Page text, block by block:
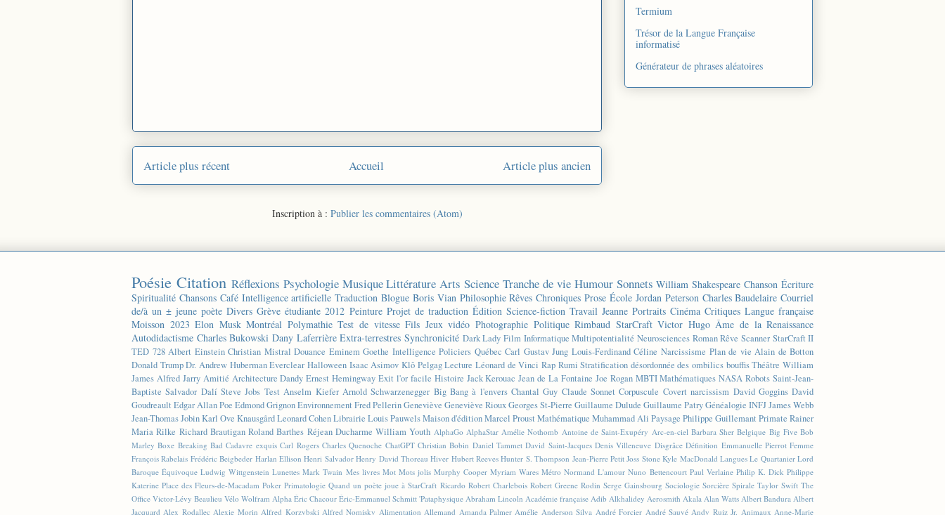
Article plus récent Article plus ancien
Accueil
Inscription à : Publier les commentaires (Atom)
Termium
Trésor de la Langue Française
informatisé
Générateur de phrases aléatoires
Poésie Citation Réflexions Psychologie Musique Littérature Arts Science Tranche de vie Humour Sonnets William Shakespeare Chanson Écriture
Spiritualité Chansons Café Intelligence artificielle Traduction Blogue Boris Vian Philosophie Rêves Chroniques Prose École Jordan Peterson Charles Baudelaire Courriel
de/à un ± jeune poète Divers Grève étudiante 2012 Peinture Projet de traduction Édition Science-fiction Travail Jeanne Portraits Cinéma Critiques Langue française
Moisson 2023 Elon Musk Montréal Polymathie Test de vitesse Fils Jeux vidéo Photographie Politique Rimbaud StarCraft Victor Hugo Âme de la Renaissance
Autodidactisme Charles Bukowski Dany Laferrière Extra-terrestres Synchronicité Dark Lady Film Informatique Multipotentialité Neurosciences Roman Rêve Scanner StarCraft II
TED 728 Albert Einstein Christian Mistral Douance Eminem Goethe Intelligence Policiers Québec Carl Gustav Jung Louis-Ferdinand Céline Narcissisme Plan de vie Alain de Botton
Donald Trump Dr. Andrew Huberman Everclear Halloween Isaac Asimov Klô Pelgag Lecture Léonard de Vinci Rap Rumi Stratification désordonnée des ombilics bouffis Théâtre William
James Alfred Jarry Amitié Architecture Dandy Ernest Hemingway Exit l'or facile Histoire Jack Kerouac Jean de La Fontaine Joe Rogan MBTI Mathématiques NASA Robots Saint-Jean-
Baptiste Salvador Dalí Steve Jobs Test Anselm Kiefer Arnold Schwarzenegger Big Bang à l'envers Chantal Guy Claude Sonnet Corpuscule Covert narcissism David Goggins David
Goudreault Edgar Allan Poe Edmond GrignonEnvironnement Fred PellerinGeneviève Geneviève RiouxGeorges St-Pierre Guillaume Dulude Guillaume PatryGénéalogie INFJJames Webb
Jean-Thomas JobinKarl Ove KnausgårdLeonard CohenLibrairie Louis PauwelsMaison d'éditionMarcel Proust Mathématique Muhammad Ali Paysage Philippe Guillemant Primate Rainer
Maria Rilke Richard Brautigan Roland Barthes Réjean Ducharme William Youth AlphaGo AlphaStar Amélie Nothomb Antoine de Saint-Exupéry Arc-en-ciel Barbara Sher Belgique Big Five Bob
Marley Boxe Breaking Bad Cadavre exquis Carl Rogers Charles Quenoche ChatGPT Christian Bobin Daniel Tammet David Saint-Jacques Denis Villeneuve Disgrâce Définition Emmanuelle Pierrot Femme
François Rabelais Frédéric Beigbeder Harlan Ellison Henri Salvador Henry David Thoreau Hiver Hubert Reeves Hunter S. Thompson Jean-Pierre Petit Joss Stone Kyle MacDonald Langues Le Quartanier Lord
Baroque Équivoque Ludwig Wittgenstein Lunettes Mark Twain Mes livres Mot Mots jolis Murphy Cooper Myriam Wares Métro Normand L'amour Nuno Bettencourt Paul Verlaine Philip K. Dick Philippe
Katerine Place des Fleurs-de-Macadam Poker Primatologie Quand un poète joue à StarCraft Ricardo Robert Charlebois Robert Greene Rodin Serge Gainsbourg Sociologie Sorcière Spirale Taylor Swift The
Office Victor-Lévy Beaulieu Vélo Wolfram Alpha Éric Chacour Éric-Emmanuel Schmitt 'Pataphysique Abraham Lincoln Académie française Adib Alkhalidey Aerosmith Akala Alan Watts Albert Bandura Albert
Jacquard Alex Rodallec Alexie Morin Alfred Korzybski Alfred Nomisky Alimentation Allemand Amanda Palmer Amélie Anderson Silva André Forcier André Sauvé Andy Ruiz Jr. Animaux Anne-Marie